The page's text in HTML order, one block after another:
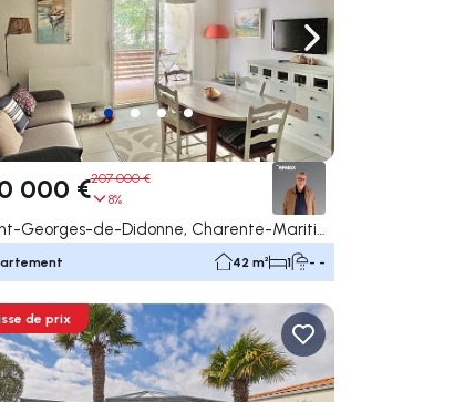
la droitevers la gauche Naviguer vers la droite
000 €207 000 €
8%
42 m² 1 - -
de prix